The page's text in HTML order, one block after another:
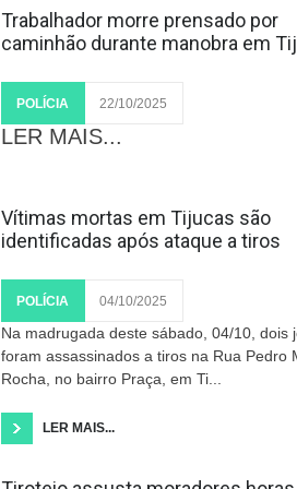
Trabalhador morre prensado por
caminhão durante manobra em
POLÍCIA 22/10/2025
LER MAIS...
Vítimas mortas em Tijucas são
identificadas após ataque a tiros
POLÍCIA 04/10/2025
Na madrugada deste sábado, 04/10, dois
foram assassinados a tiros na Rua Pedro
Rocha, no bairro Praça, em Ti...
LER MAIS...